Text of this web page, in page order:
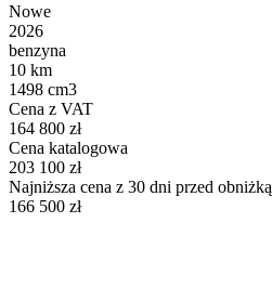
Nowe
2026
benzyna
10 km
1498 cm3
Cena z VAT
164 800 zł
Cena katalogowa
203 100 zł
Najniższa cena z 30 dni przed obniżką
166 500 zł